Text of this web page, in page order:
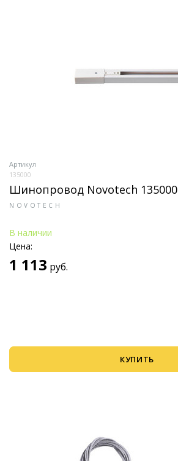
Артикул
135000
Шинопровод Novotech 135000
NOVOTECH
В наличии
Цена:
1 113 руб.
КУПИТЬ